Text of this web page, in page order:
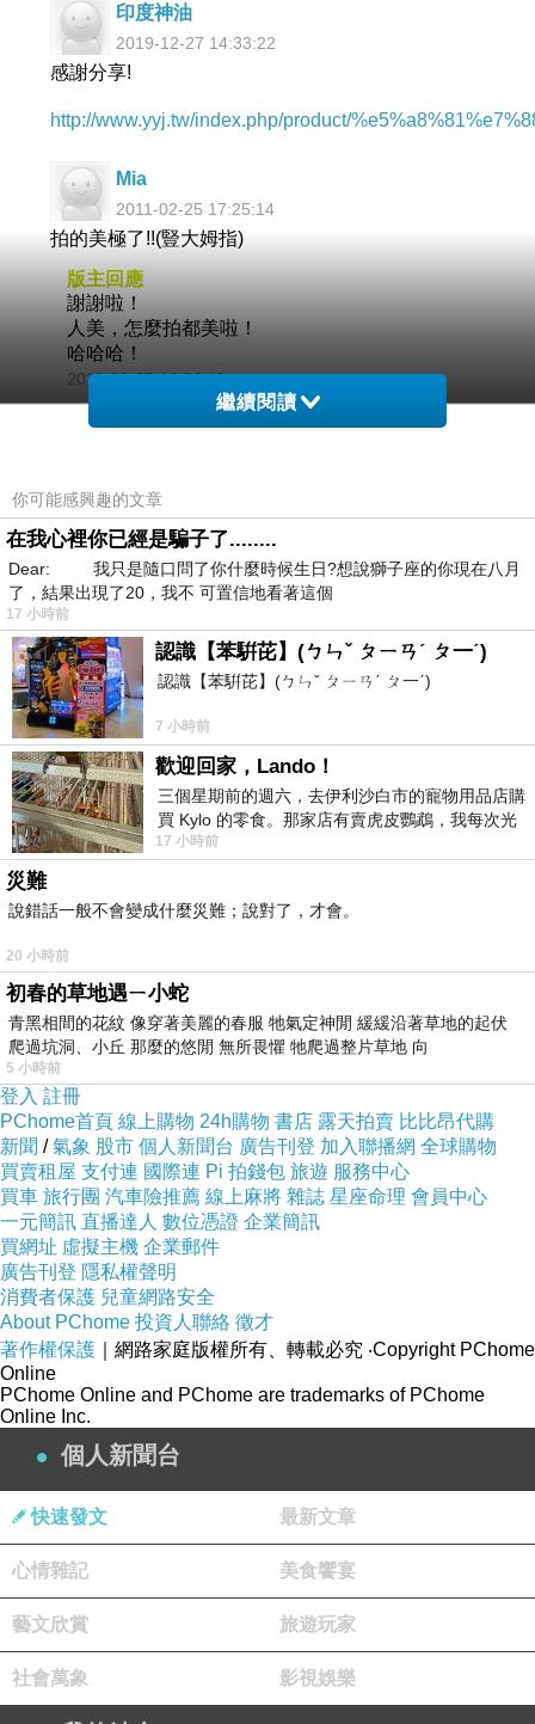
印度神油
2019-12-27 14:33:22
感謝分享!
http://www.yyj.tw/index.php/product/
Mia
2011-02-25 17:25:14
拍的美極了!!(豎大姆指)
版主回應
謝謝啦！
人美，怎麼拍都美啦！
哈哈哈！
2011-03-07 14:36:18
繼續閱讀
你可能感興趣的文章
在我心裡你已經是騙子了........
Dear: 我只是隨口問了你什麼時候生日?想說獅子座的你現在八月
了，結果出現了20，我不 可置信地看著這個
17 小時前
認識【苯騈芘】(ㄅㄣˇ ㄆㄧㄢˊ ㄆ一ˊ)
認識【苯騈芘】(ㄅㄣˇ ㄆㄧㄢˊ ㄆ一ˊ)
7 小時前
歡迎回家，Lando！
三個星期前的週六，去伊利沙白市的寵物用品店購
買 Kylo 的零食。那家店有賣虎皮鸚鵡，我每次光
顧都會去看一下。他們偶爾會引進 C
17 小時前
災難
說錯話一般不會變成什麼災難；說對了，才會。
20 小時前
初春的草地遇ㄧ小蛇
青黑相間的花紋 像穿著美麗的春服 牠氣定神閒 緩緩沿著草地的起伏
爬過坑洞、小丘 那麼的悠閒 無所畏懼 牠爬過整片草地 向
5 小時前
登入 註冊
PChome首頁 線上購物 24h購物 書店 露天拍賣 比比昂代購
新聞 /氣象 股市 個人新聞台 廣告刊登 加入聯播網 全球購物
買賣租屋 支付連 國際連 Pi 拍錢包 旅遊 服務中心
買車 旅行團 汽車險推薦 線上麻將 雜誌 星座命理 會員中心
一元簡訊 直播達人 數位憑證 企業簡訊
買網址 虛擬主機 企業郵件
廣告刊登 隱私權聲明
消費者保護 兒童網路安全
About PChome 投資人聯絡 徵才
著作權保護 ｜網路家庭版權所有、轉載必究 ‧Copyright PChome
Online
PChome Online and PChome are trademarks of PChome
Online Inc.
個人新聞台
快速發文 最新文章
心情雜記 美食饗宴
藝文欣賞 旅遊玩家
社會萬象 影視娛樂